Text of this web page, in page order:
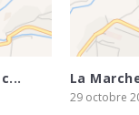
La
29 octobre